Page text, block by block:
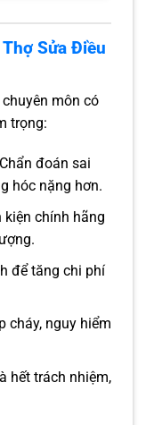
Thợ Sửa Điều
môn có
trọng:
Chẩn đoán sai
hóc nặng hơn.
kiện chính hãng
để tăng chi phí
cháy, nguy hiểm
hết trách nhiệm,